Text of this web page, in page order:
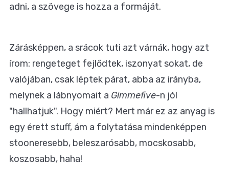
adni, a szövege is hozza a formáját.
Zárásképpen, a srácok tuti azt várnák, hogy azt
írom: rengeteget fejlődtek, iszonyat sokat, de
valójában, csak léptek párat, abba az irányba,
melynek a lábnyomait a Gimmefive-n jól
"hallhatjuk". Hogy miért? Mert már ez az anyag is
egy érett stuff, ám a folytatása mindenképpen
stooneresebb, beleszarósabb, mocskosabb,
koszosabb, haha!